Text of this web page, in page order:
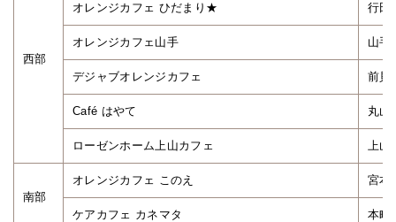
西部
オレンジカフェ ひだまり★ 行田
オレンジカフェ山手 山手
デジャブオレンジカフェ 前貝
Café はやて 丸山
ローゼンホーム上山カフェ 上山
南部
オレンジカフェ このえ 宮本
ケアカフェ カネマタ 本町